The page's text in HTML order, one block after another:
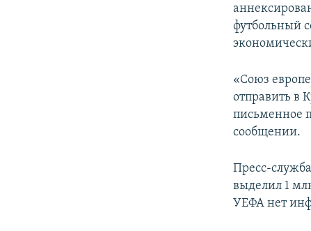
футбольный
«Союз
отправить в
письменное
сообщении.
Пресс-
выделил 1
УЕФА нет